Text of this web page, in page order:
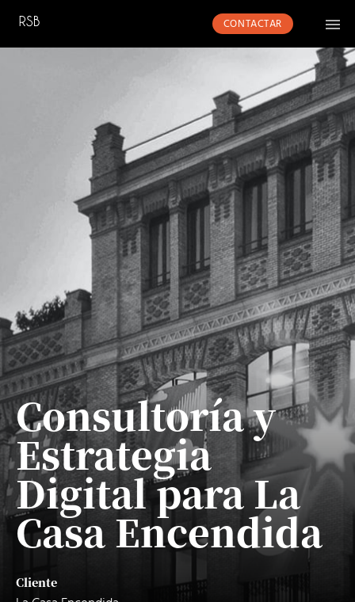
CONTACTAR
Consultoría y
Estrategia
Digital para La
Casa Encendida
Cliente